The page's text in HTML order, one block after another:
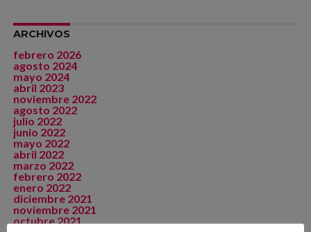
ARCHIVOS
febrero 2026
agosto 2024
mayo 2024
abril 2023
noviembre 2022
agosto 2022
julio 2022
junio 2022
mayo 2022
abril 2022
marzo 2022
febrero 2022
enero 2022
diciembre 2021
noviembre 2021
octubre 2021